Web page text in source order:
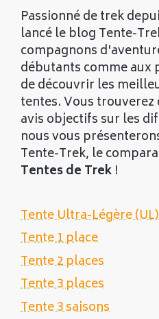
Passionné de trek
lancé le blog Tente-
compagnons
débutants comme
de découvrir les
tentes. Vous
avis objectifs sur les
nous vous
Tente-Trek, le
Tentes de Trek !
Tente Ultra-Légère (UL)
Tente 1 place
Tente 2 places
Tente 3 places
Tente 3 saisons